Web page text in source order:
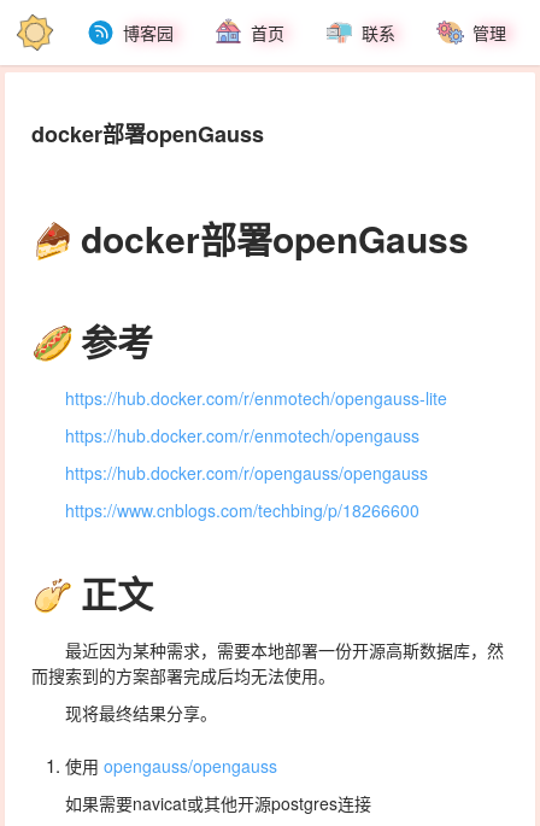
博客园 首页 联系 管理
docker部署openGauss
docker部署openGauss
参考
https://hub.docker.com/r/enmotech/opengauss-lite
https://hub.docker.com/r/enmotech/opengauss
https://hub.docker.com/r/opengauss/opengauss
https://www.cnblogs.com/techbing/p/18266600
正文
最近因为某种需求，需要本地部署一份开源高斯数据库，然
而搜索到的方案部署完成后均无法使用。
现将最终结果分享。
使用opengauss/opengauss
如果需要navicat或其他开源postgres连接